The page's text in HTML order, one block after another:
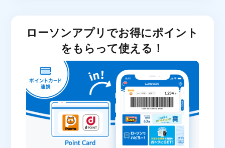
ローソンアプリでお得にポイント
をもらって使える！